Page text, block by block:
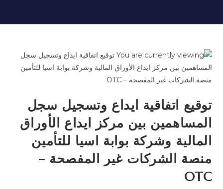
توقيع اتفاقية ايداع وتسجيل سجل
المساهمين بين مركز ايداع الأوراق
المالية وشركة بوابة اسيا للتأمين
منصة الشركات غير المفصحة –
OTC